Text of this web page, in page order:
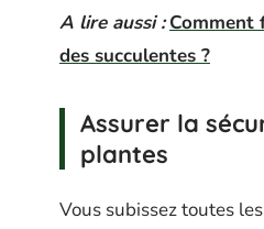
A lire aussi : Comment
des succulentes ?
Assurer la
plantes
Vous subissez toutes